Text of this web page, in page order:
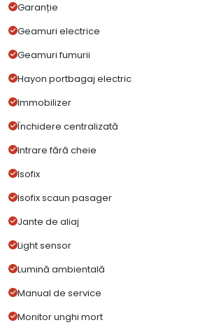
Garanție
Geamuri electrice
Geamuri fumurii
Hayon portbagaj electric
Immobilizer
Închidere centralizată
Intrare fără cheie
Isofix
Isofix scaun pasager
Jante de aliaj
Light sensor
Lumină ambientală
Manual de service
Monitor unghi mort